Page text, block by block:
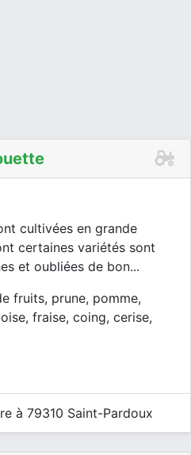
cultivées en grande
certaines variétés sont
et oubliées de bon...
fruits, prune, pomme,
fraise, coing, cerise,
à 79310 Saint-Pardoux